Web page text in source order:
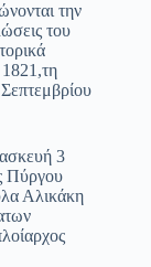
την
του
1821,τη
3
Πύργου
Αλικάκη